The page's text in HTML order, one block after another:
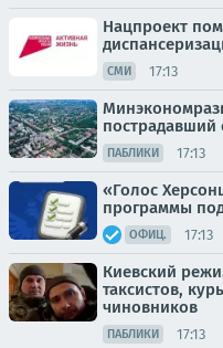
Нацпроект
СМИ 17:13
пострадавший
ПАБЛИКИ 17:13
«Голос
программы
ОФИЦ. 17:13
Киевский
таксистов,
чиновников
ПАБЛИКИ 17:13